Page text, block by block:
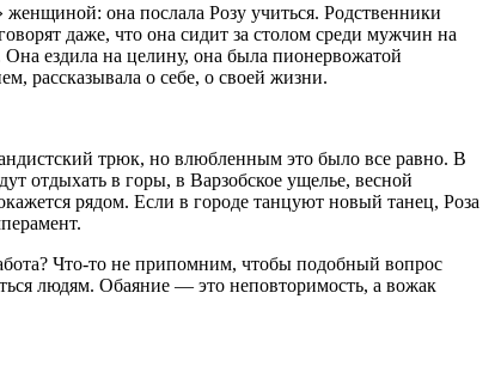
женщиной: она послала Розу учиться. Родственники
даже, что она сидит за столом среди мужчин на
ездила на целину, она была пионервожатой
рассказывала о себе, о своей жизни.
трюк, но влюбленным это было все равно. В
отдыхать в горы, в Варзобское ущелье, весной
рядом. Если в городе танцуют новый танец, Роза
Что-то не припомним, чтобы подобный вопрос
людям. Обаяние — это неповторимость, а вожак